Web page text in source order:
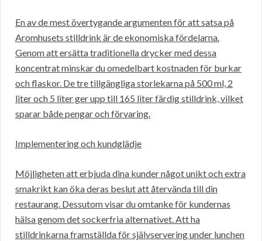
En av de mest övertygande argumenten för att satsa på
Aromhusets stilldrink är de ekonomiska fördelarna.
Genom att ersätta traditionella drycker med dessa
koncentrat minskar du omedelbart kostnaden för burkar
och flaskor. De tre tillgängliga storlekarna på 500 ml, 2
liter och 5 liter ger upp till 165 liter färdig stilldrink, vilket
sparar både pengar och förvaring.
Implementering och kundglädje
Möjligheten att erbjuda dina kunder något unikt och extra
smakrikt kan öka deras beslut att återvända till din
restaurang. Dessutom visar du omtanke för kundernas
hälsa genom det sockerfria alternativet. Att ha
stilldrinkarna framställda för självservering under lunchen